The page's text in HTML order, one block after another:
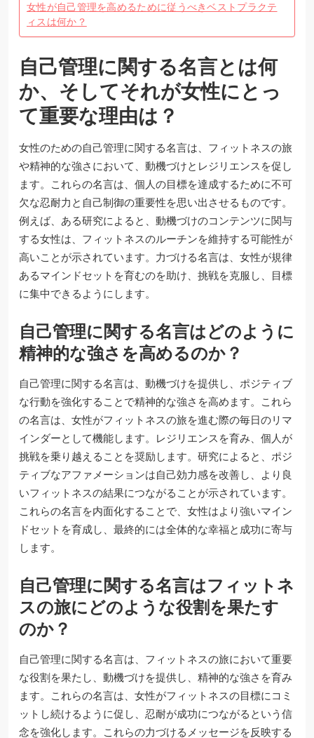
女性が自己管理を高めるために従うべきベストプラクテ
ィスは何か？
自己管理に関する名言とは何
か、そしてそれが女性にとっ
て重要な理由は？
女性のための自己管理に関する名言は、フィットネスの旅
や精神的な強さにおいて、動機づけとレジリエンスを促し
ます。これらの名言は、個人の目標を達成するために不可
欠な忍耐力と自己制御の重要性を思い出させるものです。
例えば、ある研究によると、動機づけのコンテンツに関与
する女性は、フィットネスのルーチンを維持する可能性が
高いことが示されています。力づける名言は、女性が規律
あるマインドセットを育むのを助け、挑戦を克服し、目標
に集中できるようにします。
自己管理に関する名言はどのように
精神的な強さを高めるのか？
自己管理に関する名言は、動機づけを提供し、ポジティブ
な行動を強化することで精神的な強さを高めます。これら
の名言は、女性がフィットネスの旅を進む際の毎日のリマ
インダーとして機能します。レジリエンスを育み、個人が
挑戦を乗り越えることを奨励します。研究によると、ポジ
ティブなアファメーションは自己効力感を改善し、より良
いフィットネスの結果につながることが示されています。
これらの名言を内面化することで、女性はより強いマイン
ドセットを育成し、最終的には全体的な幸福と成功に寄与
します。
自己管理に関する名言はフィットネ
スの旅にどのような役割を果たす
のか？
自己管理に関する名言は、フィットネスの旅において重要
な役割を果たし、動機づけを提供し、精神的な強さを育み
ます。これらの名言は、女性がフィットネスの目標にコミ
ットし続けるように促し、忍耐が成功につながるという信
念を強化します。これらの力づけるメッセージを反映する